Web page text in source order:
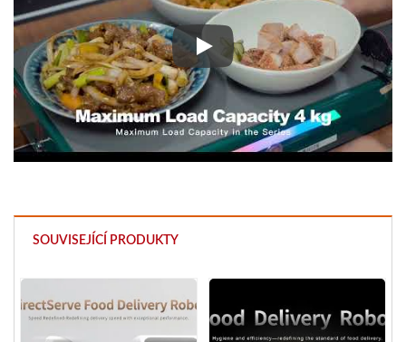
Robot na doručování jídla
SOUVISEJÍCÍ PRODUKTY